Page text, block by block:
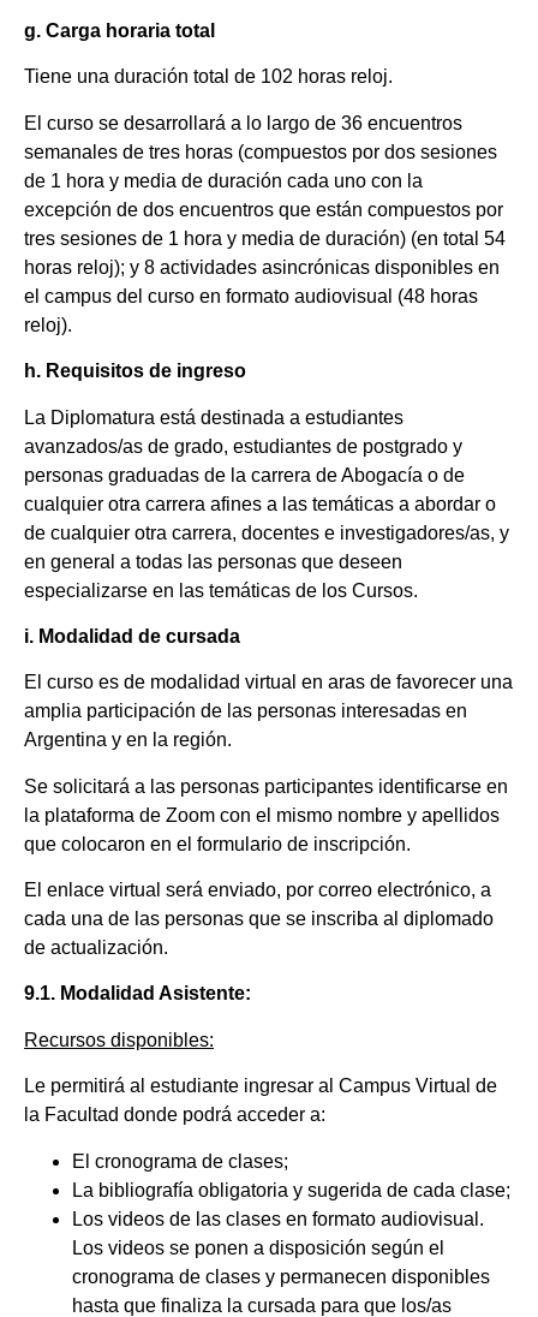
g. Carga horaria total
Tiene una duración total de 102 horas reloj.
El curso se desarrollará a lo largo de 36 encuentros
semanales de tres horas (compuestos por dos sesiones
de 1 hora y media de duración cada uno con la
excepción de dos encuentros que están compuestos por
tres sesiones de 1 hora y media de duración) (en total 54
horas reloj); y 8 actividades asincrónicas disponibles en
el campus del curso en formato audiovisual (48 horas
reloj).
h. Requisitos de ingreso
La Diplomatura está destinada a estudiantes
avanzados/as de grado, estudiantes de postgrado y
personas graduadas de la carrera de Abogacía o de
cualquier otra carrera afines a las temáticas a abordar o
de cualquier otra carrera, docentes e investigadores/as, y
en general a todas las personas que deseen
especializarse en las temáticas de los Cursos.
i. Modalidad de cursada
El curso es de modalidad virtual en aras de favorecer una
amplia participación de las personas interesadas en
Argentina y en la región.
Se solicitará a las personas participantes identificarse en
la plataforma de Zoom con el mismo nombre y apellidos
que colocaron en el formulario de inscripción.
El enlace virtual será enviado, por correo electrónico, a
cada una de las personas que se inscriba al diplomado
de actualización.
9.1. Modalidad Asistente:
Recursos disponibles:
Le permitirá al estudiante ingresar al Campus Virtual de
la Facultad donde podrá acceder a:
El cronograma de clases;
La bibliografía obligatoria y sugerida de cada clase;
Los videos de las clases en formato audiovisual.
Los videos se ponen a disposición según el
cronograma de clases y permanecen disponibles
hasta que finaliza la cursada para que los/as